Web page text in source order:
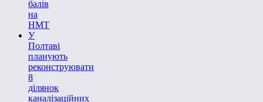
балів
на
НМТ
У
Полтаві
планують
реконструювати
8
ділянок
каналізаційних